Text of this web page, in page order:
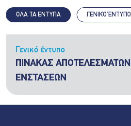
ΟΛΑ ΤΑ ΕΝΤΥΠΑ ΓΕΝΙΚΌ ΈΝΤΥΠΟ
Γενικό έντυπο
ΠΙΝΑΚΑΣ ΑΠΟΤΕΛΕΣΜΑΤΩΝ
ΕΝΣΤΑΣΕΩΝ